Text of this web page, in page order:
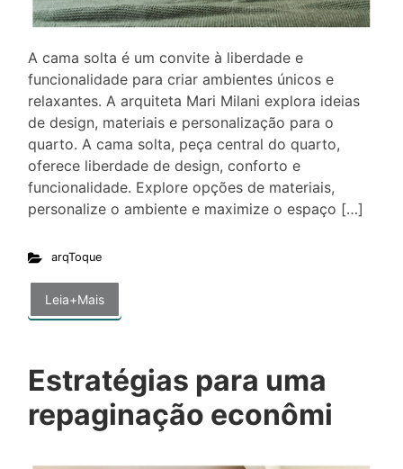
A cama solta é um convite à liberdade e
funcionalidade para criar ambientes únicos e
relaxantes. A arquiteta Mari Milani explora ideias
de design, materiais e personalização para o
quarto. A cama solta, peça central do quarto,
oferece liberdade de design, conforto e
funcionalidade. Explore opções de materiais,
personalize o ambiente e maximize o espaço […]
arqToque
Leia+Mais
Estratégias para uma
repaginação econômi